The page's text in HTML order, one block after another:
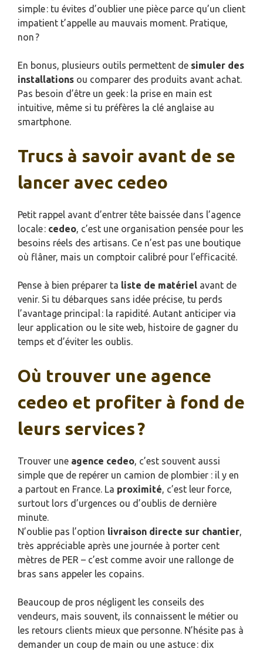
simple : tu évites d’oublier une pièce parce qu’un client
impatient t’appelle au mauvais moment. Pratique,
non ?
En bonus, plusieurs outils permettent de simuler des
installations ou comparer des produits avant achat.
Pas besoin d’être un geek : la prise en main est
intuitive, même si tu préfères la clé anglaise au
smartphone.
Trucs à savoir avant de se
lancer avec cedeo
Petit rappel avant d’entrer tête baissée dans l’agence
locale : cedeo, c’est une organisation pensée pour les
besoins réels des artisans. Ce n’est pas une boutique
où flâner, mais un comptoir calibré pour l’efficacité.
Pense à bien préparer ta liste de matériel avant de
venir. Si tu débarques sans idée précise, tu perds
l’avantage principal : la rapidité. Autant anticiper via
leur application ou le site web, histoire de gagner du
temps et d’éviter les oublis.
Où trouver une agence
cedeo et profiter à fond de
leurs services ?
Trouver une agence cedeo, c’est souvent aussi
simple que de repérer un camion de plombier : il y en
a partout en France. La proximité, c’est leur force,
surtout lors d’urgences ou d’oublis de dernière
minute.
N’oublie pas l’option livraison directe sur chantier,
très appréciable après une journée à porter cent
mètres de PER – c’est comme avoir une rallonge de
bras sans appeler les copains.
Beaucoup de pros négligent les conseils des
vendeurs, mais souvent, ils connaissent le métier ou
les retours clients mieux que personne. N’hésite pas à
demander un coup de main ou une astuce : dix